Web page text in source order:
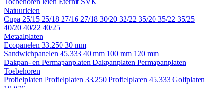
Toebehoren leien Eternit SVK
Natuurleien
Cupa 25/15 25/18 27/16 27/18 30/20 32/22 35/20 35/22 35/25
40/20 40/22 40/25
Metaalplaten
Ecopanelen 33.250 30 mm
Sandwichpanelen 45.333 40 mm 100 mm 120 mm
Dakpan- en Permapanplaten Dakpanplaten Permapanplaten
Toebehoren
Profielplaten Profielplaten 33.250 Profielplaten 45.333 Golfplaten